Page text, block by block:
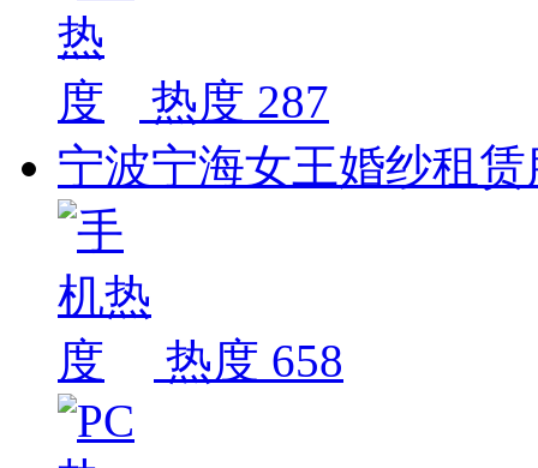
热度 287
宁波宁海女王婚纱租
热度 658